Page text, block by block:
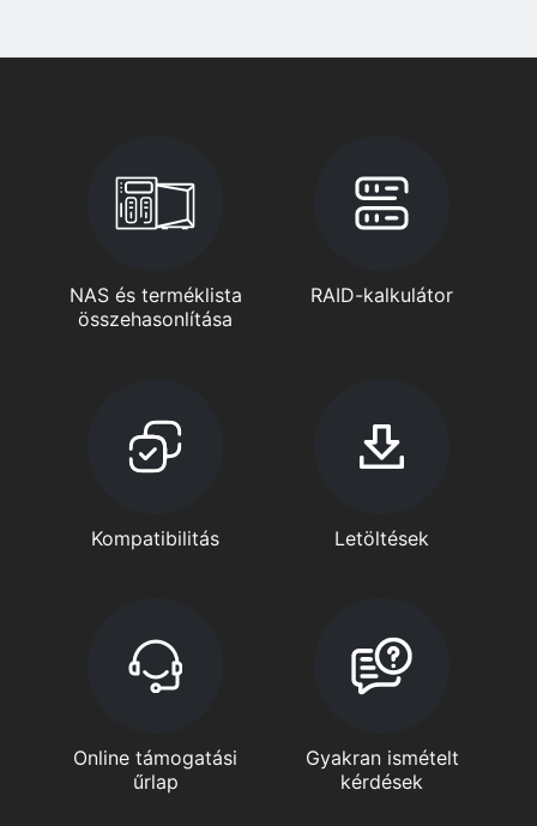
NAS és terméklista
összehasonlítása
RAID-kalkulátor
Kompatibilitás Letöltések
Online támogatási
űrlap
Gyakran ismételt
kérdések